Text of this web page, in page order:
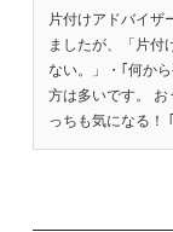
片付けアドバイザ
ましたが、「片付
ない。」・｢何か
方は多いです。
っちも気になる！